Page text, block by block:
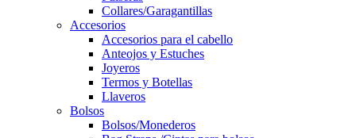
Collares/Garagantillas
Accesorios
Accesorios para el cabello
Anteojos y Estuches
Joyeros
Termos y Botellas
Llaveros
Bolsos
Bolsos/Monederos